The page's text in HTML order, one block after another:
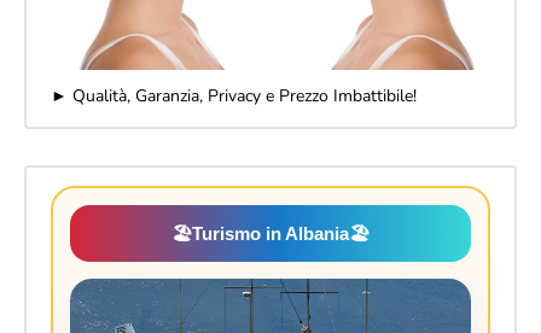
► Qualità, Garanzia, Privacy e Prezzo Imbattibile!
🏖️Turismo in Albania🏖️